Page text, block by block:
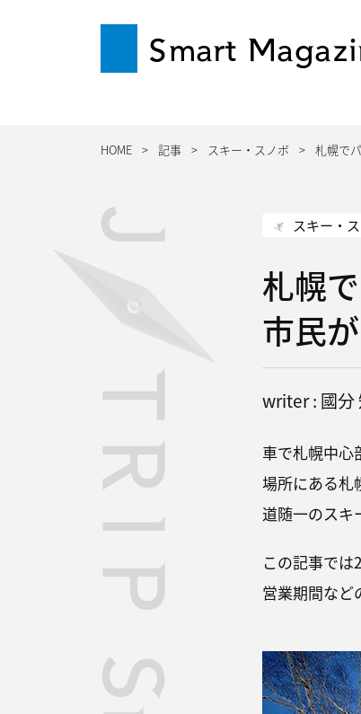
Smart
HOME 記事 スキー・スノボ 札幌で
スキー・
札幌
市民
writer : 國分
車で札幌中心
場所にある札
道随一のスキ
この記事では
営業期間など